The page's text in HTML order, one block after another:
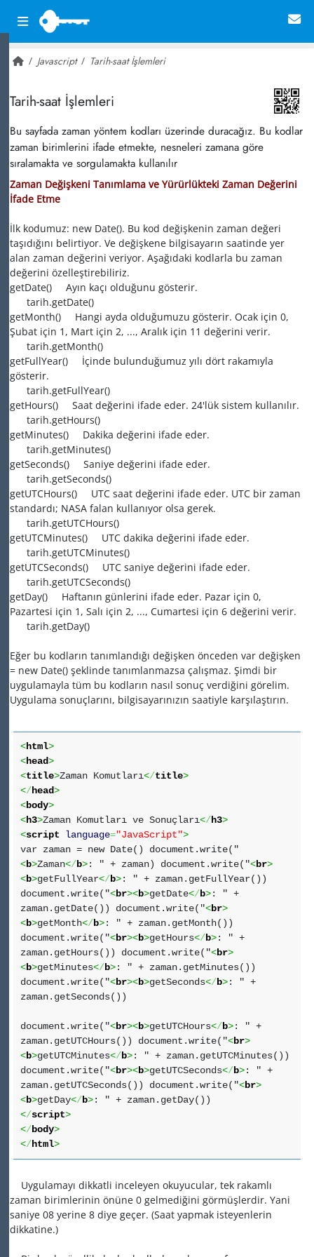
Javascript Tarih-saat İşlemleri
Tarih-saat İşlemleri
Bu sayfada zaman yöntem kodları üzerinde duracağız. Bu kodlar
zaman birimlerini ifade etmekte, nesneleri zamana göre
sıralamakta ve sorgulamakta kullanılır
Zaman Değişkeni Tanımlama ve Yürürlükteki Zaman Değerini
İfade Etme
İlk kodumuz: new Date(). Bu kod değişkenin zaman değeri
taşıdığını belirtiyor. Ve değişkene bilgisayarın saatinde yer
alan zaman değerini veriyor. Aşağıdaki kodlarla bu zaman
değerini özelleştirebiliriz.
getDate() Ayın kaçı olduğunu gösterir.
tarih.getDate()
getMonth() Hangi ayda olduğumuzu gösterir. Ocak için 0,
Şubat için 1, Mart için 2, ..., Aralık için 11 değerini verir.
tarih.getMonth()
getFullYear() İçinde bulunduğumuz yılı dört rakamıyla
gösterir.
tarih.getFullYear()
getHours() Saat değerini ifade eder. 24'lük sistem kullanılır.
tarih.getHours()
getMinutes() Dakika değerini ifade eder.
tarih.getMinutes()
getSeconds() Saniye değerini ifade eder.
tarih.getSeconds()
getUTCHours() UTC saat değerini ifade eder. UTC bir zaman
standardı; NASA falan kullanıyor olsa gerek.
tarih.getUTCHours()
getUTCMinutes() UTC dakika değerini ifade eder.
tarih.getUTCMinutes()
getUTCSeconds() UTC saniye değerini ifade eder.
tarih.getUTCSeconds()
getDay() Haftanın günlerini ifade eder. Pazar için 0,
Pazartesi için 1, Salı için 2, ..., Cumartesi için 6 değerini verir.
tarih.getDay()
Eğer bu kodların tanımlandığı değişken önceden var değişken
= new Date() şeklinde tanımlanmazsa çalışmaz. Şimdi bir
uygulamayla tüm bu kodların nasıl sonuç verdiğini görelim.
Uygulama sonuçlarını, bilgisayarınızın saatiyle karşılaştırın.
<html>
<head>
<title>Zaman Komutları</title>
</head>
<body>
<h3>Zaman Komutları ve Sonuçları</h3>
<script language="JavaScript">
var zaman = new Date() document.write("
<b>Zaman</b>: " + zaman) document.write("<br>
<b>getFullYear</b>: " + zaman.getFullYear())
document.write("<br><b>getDate</b>: " +
zaman.getDate()) document.write("<br>
<b>getMonth</b>: " + zaman.getMonth())
document.write("<br><b>getHours</b>: " +
zaman.getHours()) document.write("<br>
<b>getMinutes</b>: " + zaman.getMinutes())
document.write("<br><b>getSeconds</b>: " +
zaman.getSeconds())
document.write("<br><b>getUTCHours</b>: " +
zaman.getUTCHours()) document.write("<br>
<b>getUTCMinutes</b>: " + zaman.getUTCMinutes())
document.write("<br><b>getUTCSeconds</b>: " +
zaman.getUTCSeconds()) document.write("<br>
<b>getDay</b>: " + zaman.getDay())
</script>
</body>
</html>
Uygulamayı dikkatli inceleyen okuyucular, tek rakamlı
zaman birimlerinin önüne 0 gelmediğini görmüşlerdir. Yani
saniye 08 yerine 8 diye geçer. (Saat yapmak isteyenlerin
dikkatine.)